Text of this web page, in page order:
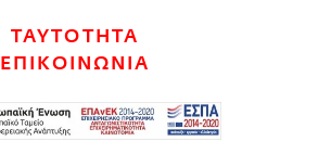
ΤΑΥΤΟΤΗΤΑ
ΕΠΙΚΟΙΝΩΝΙΑ